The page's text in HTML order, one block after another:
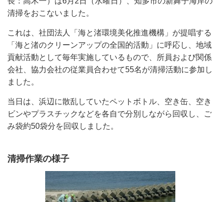
清掃をおこないました。
これは、社団法人「海と渚環境美化推進機構」が提唱する
「海と渚のクリーンアップの全国的活動」に呼応し、地域
貢献活動として毎年実施しているもので、所員および関係
会社、協力会社の従業員合わせて55名が清掃活動に参加し
ました。
当日は、浜辺に散乱していたペットボトル、空き缶、空き
ビンやプラスチックなどを各自で分別しながら回収し、ご
み袋約50袋分を回収しました。
清掃作業の様子